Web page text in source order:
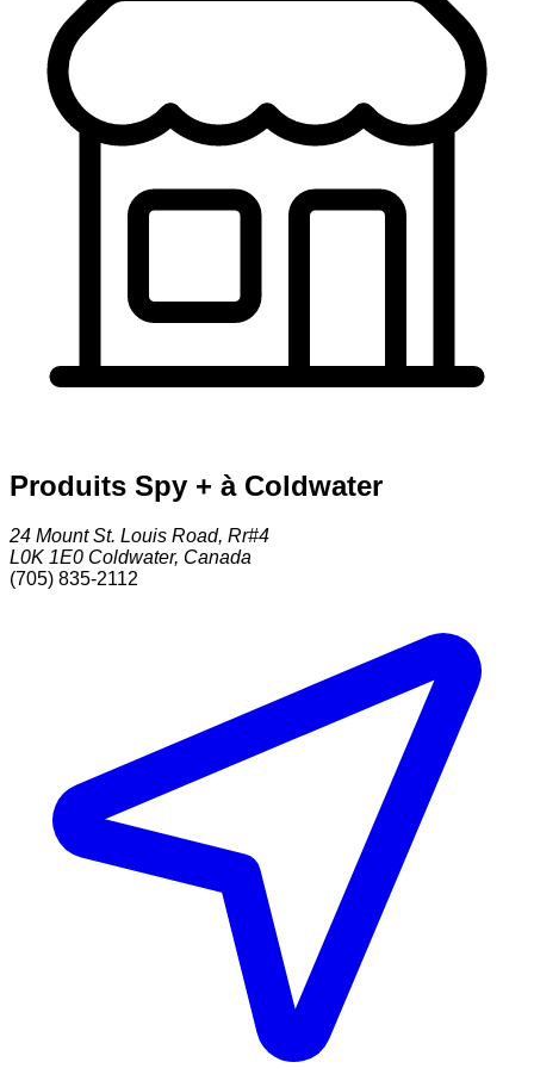
Produits Spy + à Coldwater
24 Mount St. Louis Road, Rr#4
L0K 1E0 Coldwater, Canada
(705) 835-2112